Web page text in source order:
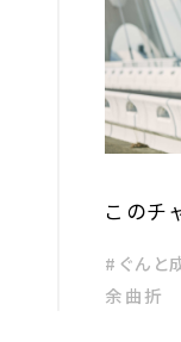
このチ
#ぐんと成長 #チャレンジ #新
余曲折